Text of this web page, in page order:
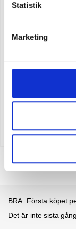
Statistik
Marketing
SEK 359,00u. moms
super produkt.